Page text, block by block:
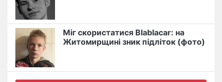
Міг скористатися Blablacar: на
Житомирщині зник підліток (фото)